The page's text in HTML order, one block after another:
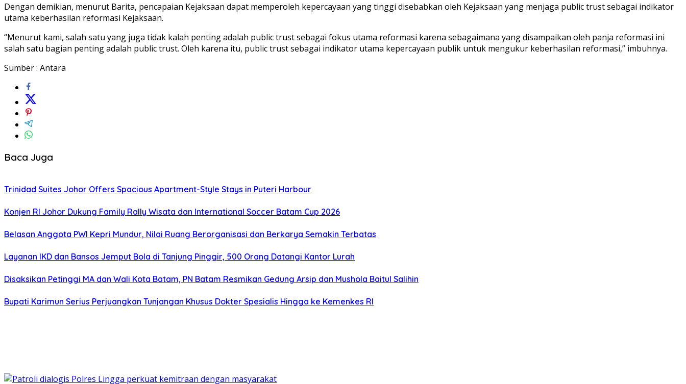
Dengan demikian, menurut Barita, pencapaian Kejaksaan dapat memperoleh kepercayaan yang tinggi disebabkan oleh Kejaksaan yang menjaga public trust sebagai indikator
utama keberhasilan reformasi Kejaksaan.
“Menurut kami, salah satu yang juga tidak kalah penting adalah public trust sebagai fokus utama reformasi karena sebagaimana yang disampaikan oleh panja reformasi ini
salah satu bagian penting adalah public trust. Oleh karena itu, public trust sebagai indikator utama kepercayaan publik untuk mengukur keberhasilan reformasi,” imbuhnya.
Sumber : Antara
Baca Juga
Trinidad Suites Johor Offers Spacious Apartment-Style Stays in Puteri Harbour
Konjen RI Johor Dukung Family Rally Wisata dan International Soccer Batam Cup 2026
Belasan Anggota PWI Kepri Mundur, Nilai Ruang Berorganisasi dan Berkarya Semakin Terbatas
Layanan IKD dan Bansos Jemput Bola di Tanjung Pinggir, 500 Orang Datangi Kantor Lurah
Disaksikan Petinggi MA dan Wali Kota Batam, PN Batam Resmikan Gedung Arsip dan Mushola Baitul Salihin
Bupati Karimun Serius Perjuangkan Tunjangan Khusus Dokter Spesialis Hingga ke Kemenkes RI